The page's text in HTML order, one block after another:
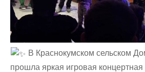
В Краснокумском сельском
прошла яркая игровая